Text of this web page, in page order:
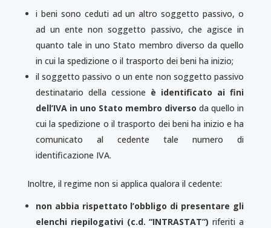
i beni sono ceduti ad un altro soggetto passivo, o
ad un ente non soggetto passivo, che agisce in
quanto tale in uno Stato membro diverso da quello
in cui la spedizione o il trasporto dei beni ha inizio;
il soggetto passivo o un ente non soggetto passivo
destinatario della cessione è identificato ai fini
dell’IVA in uno Stato membro diverso da quello in
cui la spedizione o il trasporto dei beni ha inizio e ha
comunicato al cedente tale numero di
identificazione IVA.
Inoltre, il regime non si applica qualora il cedente:
non abbia rispettato l’obbligo di presentare gli
elenchi riepilogativi (c.d. “INTRASTAT”) riferiti a